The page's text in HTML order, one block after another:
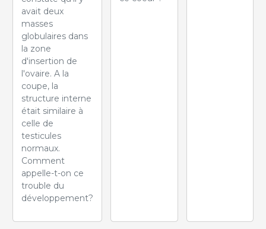
avait deux
masses
globulaires dans
la zone
d'insertion de
l'ovaire. A la
coupe, la
structure interne
était similaire à
celle de
testicules
normaux.
Comment
appelle-t-on ce
trouble du
développement?